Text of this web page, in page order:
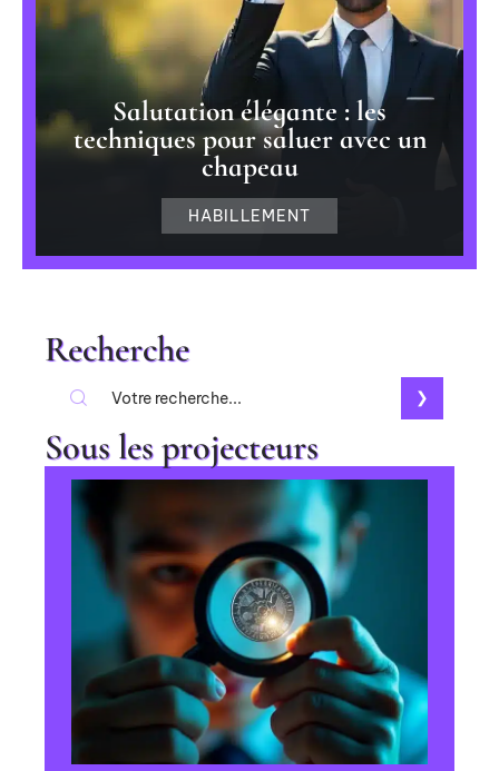
Salutation élégante : les
techniques pour saluer avec un
chapeau
HABILLEMENT
Recherche
Sous les projecteurs